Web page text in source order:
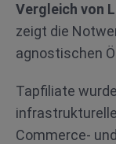
Vergleich von
zeigt die
agnostischen
Tapfiliate
Commerce-